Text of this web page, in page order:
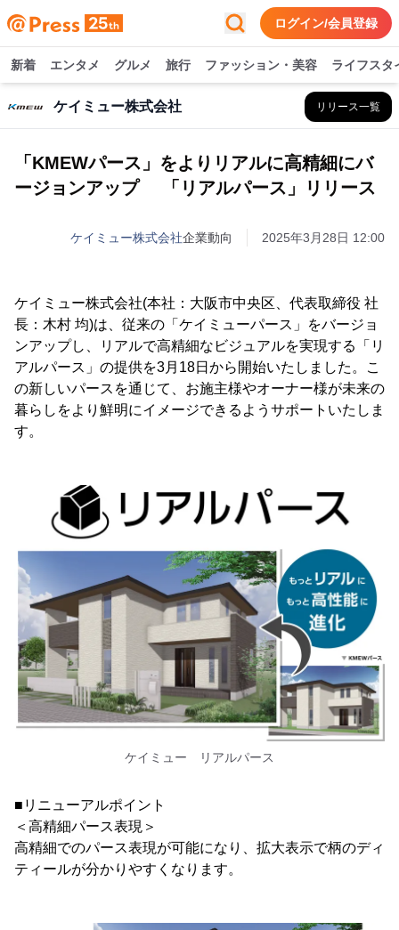
ログイン/会員登録
新着 エンタメ グルメ 旅行 ファッション・美容 ライフスタ
ケイミュー株式会社 リリース一覧
「KMEWパース」をよりリアルに高精細にバ
ージョンアップ 「リアルパース」リリース
ケイミュー株式会社企業動向 2025年3月28日 12:00
ケイミュー株式会社(本社：大阪市中央区、代表取締役 社
長：木村 均)は、従来の「ケイミューパース」をバージョ
ンアップし、リアルで高精細なビジュアルを実現する「リ
アルパース」の提供を3月18日から開始いたしました。こ
の新しいパースを通じて、お施主様やオーナー様が未来の
暮らしをより鮮明にイメージできるようサポートいたしま
す。
ケイミュー リアルパース
■リニューアルポイント
＜高精細パース表現＞
高精細でのパース表現が可能になり、拡大表示で柄のディ
ティールが分かりやすくなります。